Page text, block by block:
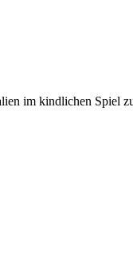
im kindlichen Spiel